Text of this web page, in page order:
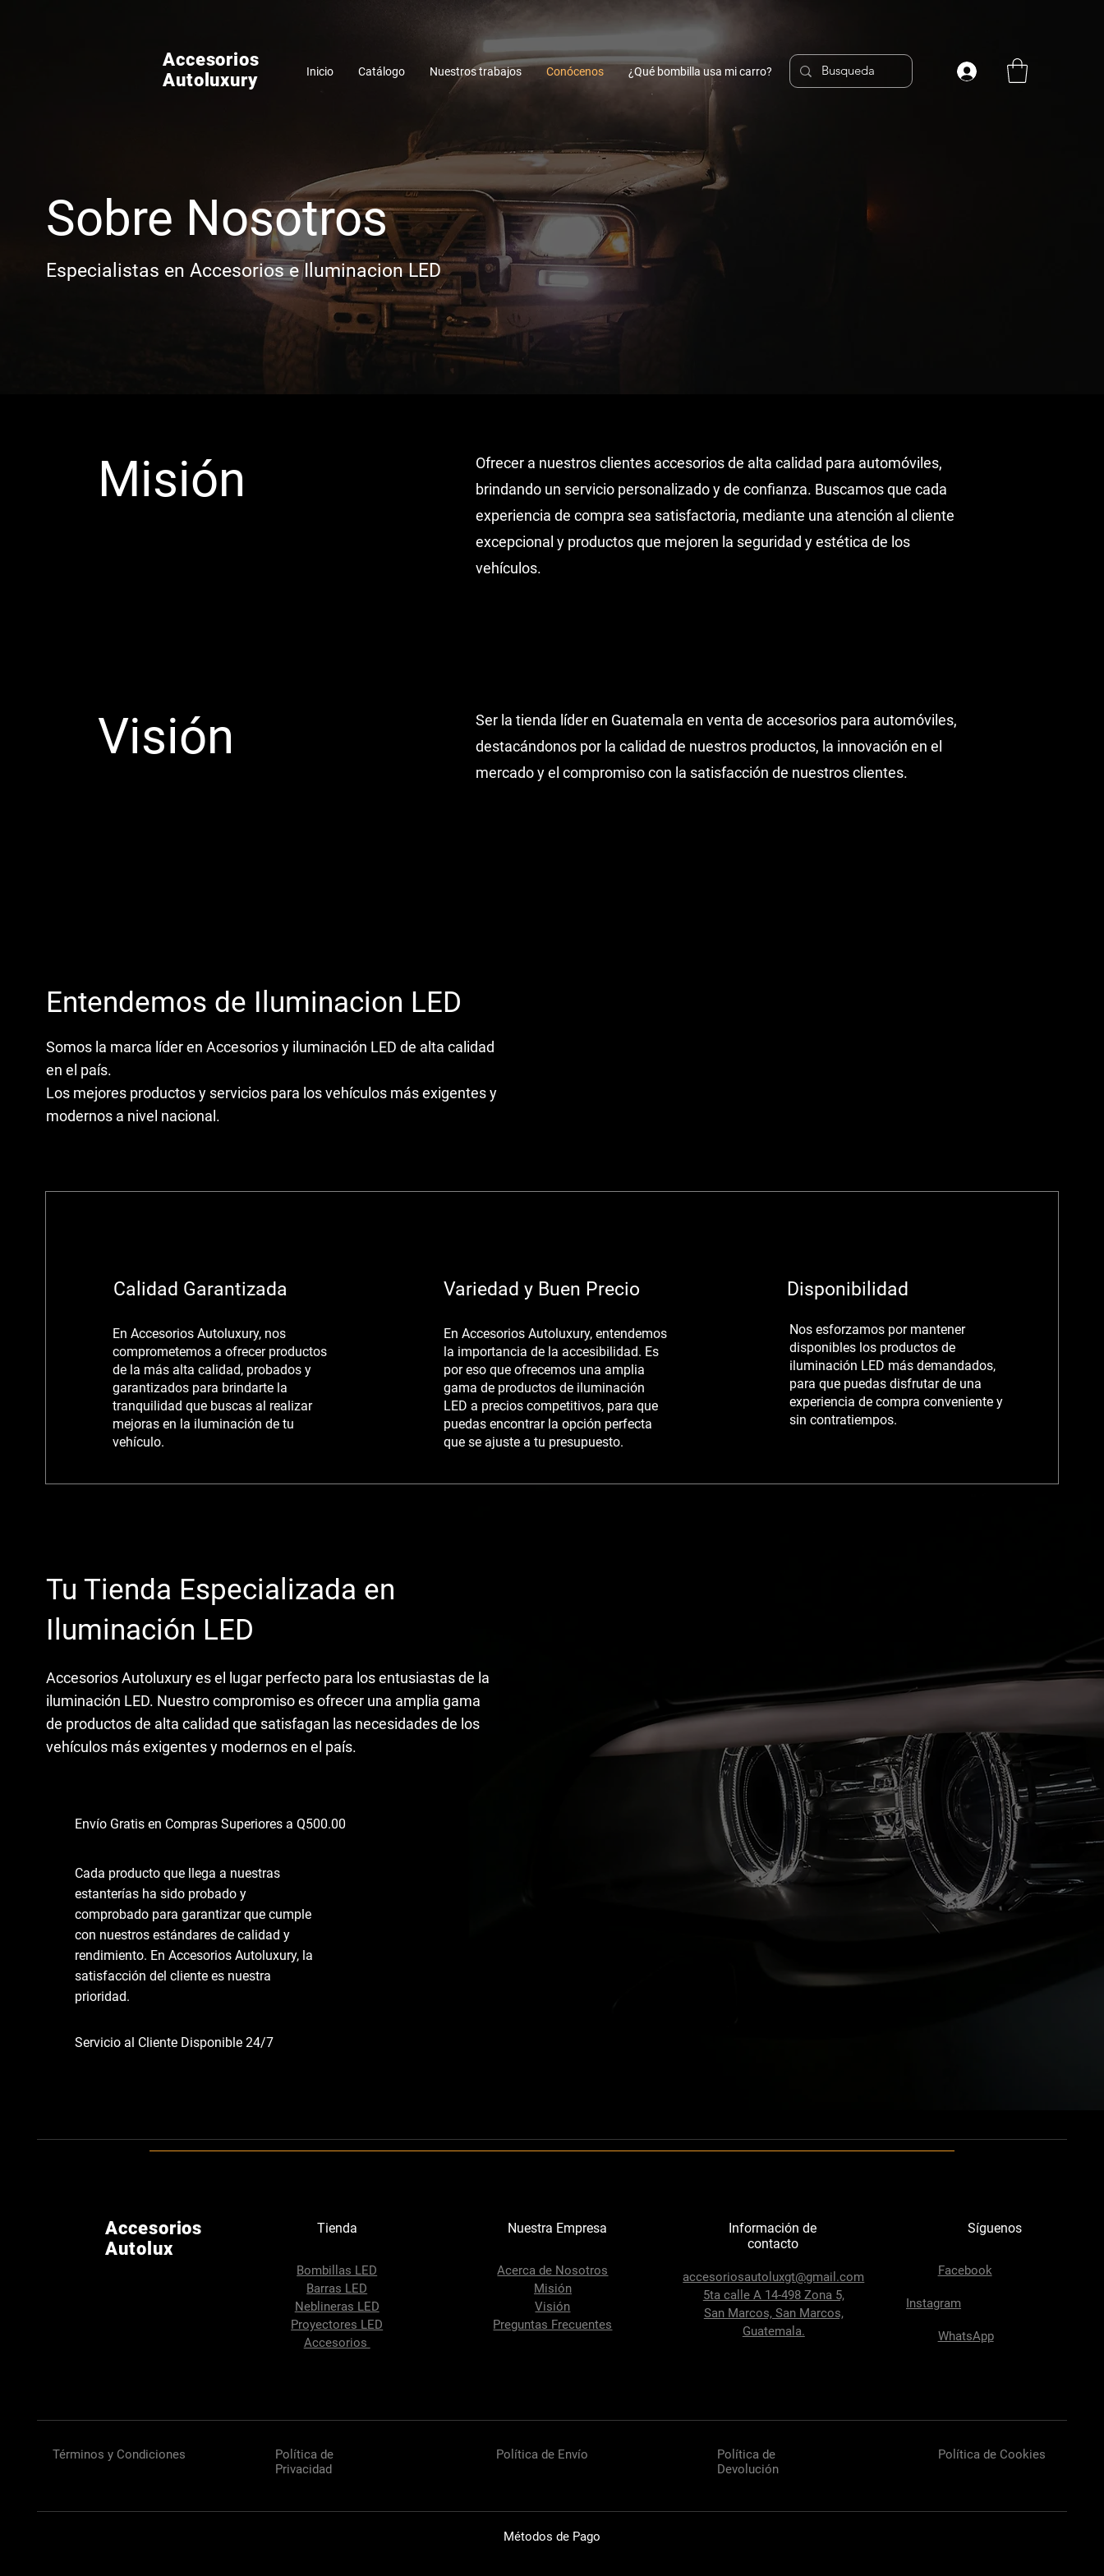
Inicio Catálogo Nuestros trabajos Conócenos ¿Qué bombilla usa mi carro?
Accesorios
Autoluxury
Sobre Nosotros
Especialistas en Accesorios e Iluminacion LED
Misión
Ofrecer a nuestros clientes accesorios de alta calidad para automóviles,
brindando un servicio personalizado y de confianza. Buscamos que cada
experiencia de compra sea satisfactoria, mediante una atención al cliente
excepcional y productos que mejoren la seguridad y estética de los
vehículos.
Visión
Ser la tienda líder en Guatemala en venta de accesorios para automóviles,
destacándonos por la calidad de nuestros productos, la innovación en el
mercado y el compromiso con la satisfacción de nuestros clientes.
Entendemos de Iluminacion LED
Somos la marca líder en Accesorios y iluminación LED de alta calidad
en el país.
Los mejores productos y servicios para los vehículos más exigentes y
modernos a nivel nacional.
Calidad Garantizada
En Accesorios Autoluxury, nos
comprometemos a ofrecer productos
de la más alta calidad, probados y
garantizados para brindarte la
tranquilidad que buscas al realizar
mejoras en la iluminación de tu
vehículo.
Variedad y Buen Precio
En Accesorios Autoluxury, entendemos
la importancia de la accesibilidad. Es
por eso que ofrecemos una amplia
gama de productos de iluminación
LED a precios competitivos, para que
puedas encontrar la opción perfecta
que se ajuste a tu presupuesto.
Disponibilidad
Nos esforzamos por mantener
disponibles los productos de
iluminación LED más demandados,
para que puedas disfrutar de una
experiencia de compra conveniente y
sin contratiempos.
Tu Tienda Especializada en
Iluminación LED
Accesorios Autoluxury es el lugar perfecto para los entusiastas de la
iluminación LED. Nuestro compromiso es ofrecer una amplia gama
de productos de alta calidad que satisfagan las necesidades de los
vehículos más exigentes y modernos en el país.
Envío Gratis en Compras Superiores a Q500.00
Cada producto que llega a nuestras
estanterías ha sido probado y
comprobado para garantizar que cumple
con nuestros estándares de calidad y
rendimiento. En Accesorios Autoluxury, la
satisfacción del cliente es nuestra
prioridad.
Servicio al Cliente Disponible 24/7
Accesorios
Autolux
Tienda
Bombillas LED
Barras LED
Neblineras LED
Proyectores LED
Accesorios
Nuestra Empresa
Acerca de Nosotros
Misión
Visión
Preguntas Frecuentes
Información de
contacto
accesoriosautoluxgt@gmail.com
5ta calle A 14-498 Zona 5,
San Marcos, San Marcos,
Guatemala.
Síguenos
Facebook
WhatsApp
Instagram
Términos y Condiciones
Política de
Privacidad
Política de Envío
Política de
Devolución
Política de Cookies
Métodos de Pago